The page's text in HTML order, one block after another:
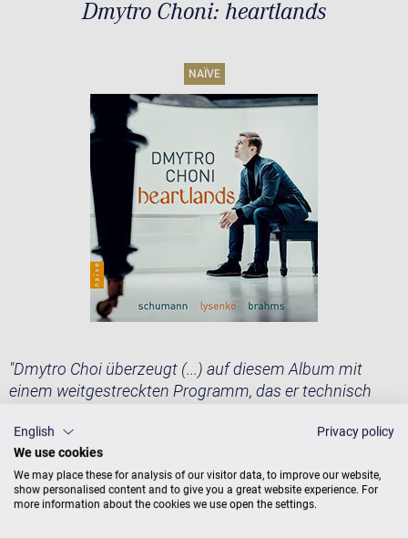
Dmytro Choni: heartlands
NAÏVE
"Dmytro Choi überzeugt (...) auf diesem Album mit
einem weitgestreckten Programm, das er technisch
spielt. Mit einer starken Persönlichkeit prägt er
Schumann so gut wie Lysenko und Brahms."
29.5.2026)
"Ein fruchtbarer Dialog zwischen zwei Hauptfiguren der
English
Privacy policy
We use cookies
We may place these for analysis of our visitor data, to improve our website,
show personalised content and to give you a great website experience. For
more information about the cookies we use open the settings.